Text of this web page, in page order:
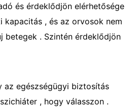
és érdeklődjön elérhetősége
kapacitás , és az orvosok nem
betegek . Szintén érdeklődjön
az egészségügyi biztosítás
, hogy válasszon .